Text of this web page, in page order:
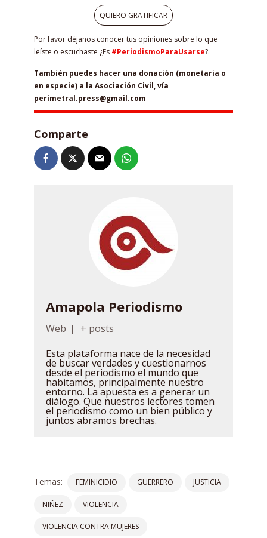
QUIERO GRATIFICAR
Por favor déjanos conocer tus opiniones sobre lo que
leíste o escuchaste ¿Es #PeriodismoParaUsarse?.
También puedes hacer una donación (monetaria o
en especie) a la Asociación Civil, vía
perimetral.press@gmail.com
Comparte
Amapola Periodismo
Web |
+ posts
Esta plataforma nace de la necesidad
de buscar verdades y cuestionarnos
desde el periodismo el mundo que
habitamos, principalmente nuestro
entorno. La apuesta es a generar un
diálogo. Que nuestros lectores tomen
el periodismo como un bien público y
juntos abramos brechas.
Temas: FEMINICIDIO GUERRERO JUSTICIA
NIÑEZ VIOLENCIA
VIOLENCIA CONTRA MUJERES